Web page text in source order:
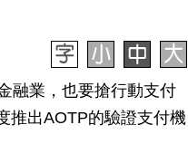
融業，也要搶行動支付
推出AOTP的驗證支付機